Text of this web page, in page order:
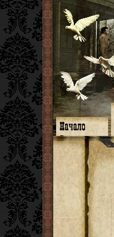
Главная
Программа
Форум
Facebook
Гостевая